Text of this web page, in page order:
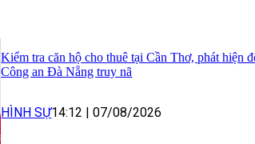
Kiểm tra căn hộ cho thuê tại Cần Thơ, phát hiện
Công an Đà Nẵng truy nã
HÌNH SỰ14:12 | 07/08/2026